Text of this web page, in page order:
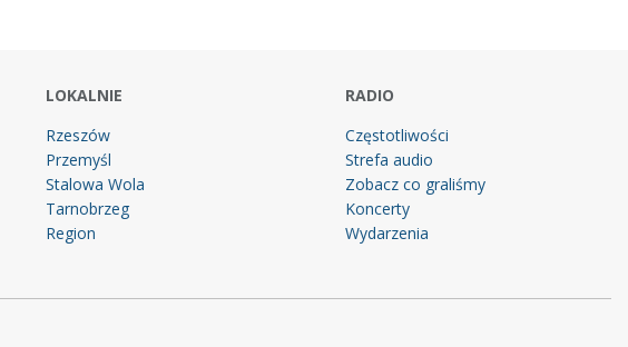
LOKALNIE
Rzeszów
Przemyśl
Stalowa Wola
Tarnobrzeg
Region
RADIO
Częstotliwości
Strefa audio
Zobacz co graliśmy
Koncerty
Wydarzenia